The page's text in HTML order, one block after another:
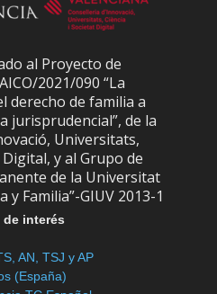
al Proyecto de
2021/090 “La
derecho de familia a
jurisprudencial”, de la
Universitats,
y al Grupo de
de la Universitat
y Familia”-GIUV 2013-1
de interés
AN, TSJ y AP
(España)